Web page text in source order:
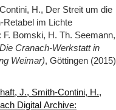
H., Der Streit um die
im Lichte
Bomski, H. Th. Seemann,
Cranach-Werkstatt in
Weimar), Göttingen (2015)
J., Smith-Contini, H.,
Digital Archive: